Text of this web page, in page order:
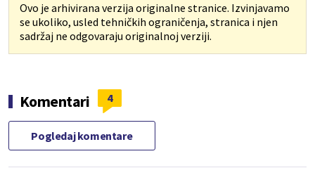
Ovo je arhivirana verzija originalne stranice. Izvinjavamo
se ukoliko, usled tehničkih ograničenja, stranica i njen
sadržaj ne odgovaraju originalnoj verziji.
Komentari 4
Pogledaj komentare